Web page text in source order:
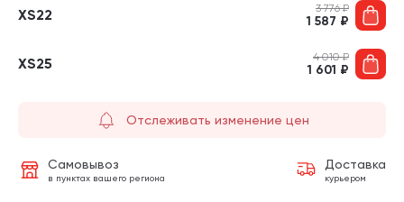
XS22 3 776₽
1 587 ₽
XS25 4 010₽
1 601 ₽
Отслеживать изменение цен
Самовывоз
в пунктах вашего региона
Доставка
курьером